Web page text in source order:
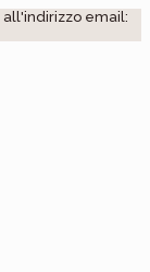
email: